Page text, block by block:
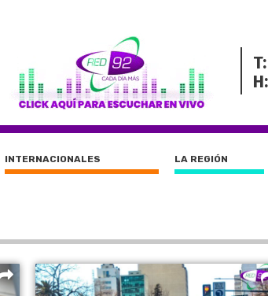
T:
H:
INTERNACIONALES LA REGIÓN